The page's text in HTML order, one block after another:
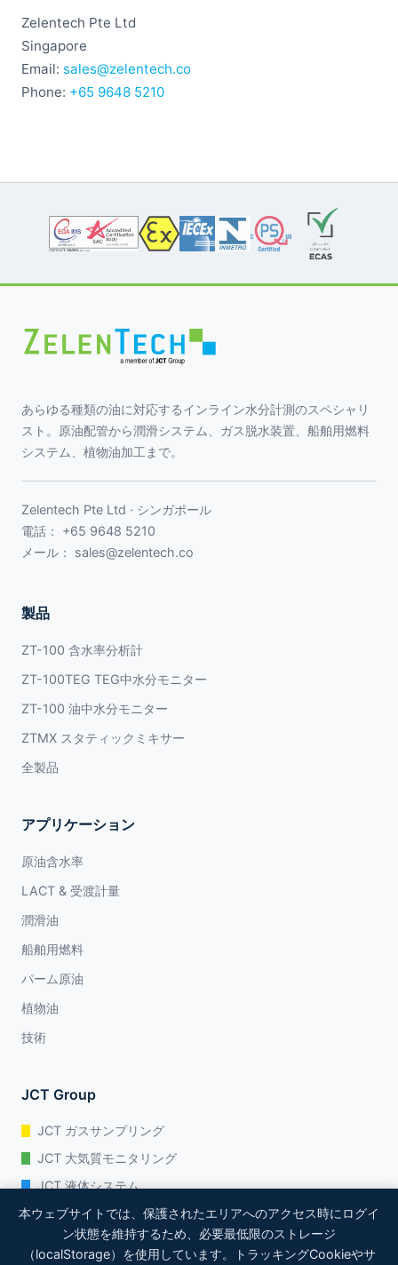
本ウェブサイトでは、保護されたエリアへのアクセス時にログイ
ン状態を維持するため、必要最低限のストレージ
（localStorage）を使用しています。トラッキングCookieやサ
Zelentech Pte Ltd
Singapore
Email: sales@zelentech.co
Phone: +65 9648 5210
あらゆる種類の油に対応するインライン水分計測のスペシャリ
スト。原油配管から潤滑システム、ガス脱水装置、船舶用燃料
システム、植物油加工まで。
Zelentech Pte Ltd · シンガポール
電話： +65 9648 5210
メール： sales@zelentech.co
製品
ZT-100 含水率分析計
ZT-100TEG TEG中水分モニター
ZT-100 油中水分モニター
ZTMX スタティックミキサー
全製品
アプリケーション
原油含水率
LACT & 受渡計量
潤滑油
船舶用燃料
パーム原油
植物油
技術
JCT Group
JCT ガスサンプリング
JCT 大気質モニタリング
JCT 液体システム
JCT プロセスアナリティクス